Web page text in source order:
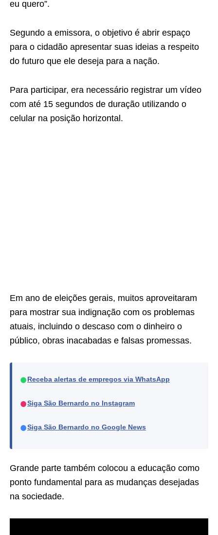
eu quero”.
Segundo a emissora, o objetivo é abrir espaço
para o cidadão apresentar suas ideias a respeito
do futuro que ele deseja para a nação.
Para participar, era necessário registrar um vídeo
com até 15 segundos de duração utilizando o
celular na posição horizontal.
Em ano de eleições gerais, muitos aproveitaram
para mostrar sua indignação com os problemas
atuais, incluindo o descaso com o dinheiro o
público, obras inacabadas e falsas promessas.
● Receba alertas de empregos via WhatsApp
●Siga São Bernardo no Instagram
●Siga São Bernardo no Google News
Grande parte também colocou a educação como
ponto fundamental para as mudanças desejadas
na sociedade.